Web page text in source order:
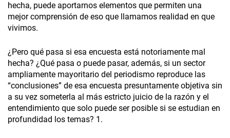
hecha, puede aportarnos elementos que permiten una
mejor comprensión de eso que llamamos realidad en que
vivimos.
¿Pero qué pasa si esa encuesta está notoriamente mal
hecha? ¿Qué pasa o puede pasar, además, si un sector
ampliamente mayoritario del periodismo reproduce las
“conclusiones” de esa encuesta presuntamente objetiva sin
a su vez someterla al más estricto juicio de la razón y el
entendimiento que solo puede ser posible si se estudian en
profundidad los temas? 1.